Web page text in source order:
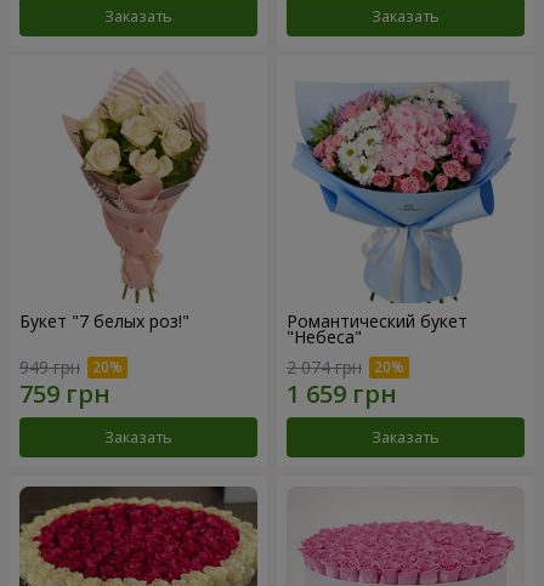
Заказать Заказать
Букет "7 белых роз!"
949 грн
Заказать
Романтический букет
"Небеса"
2 074 грн
Заказать